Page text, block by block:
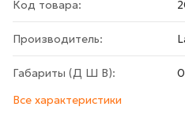
Код товара:
Производитель:
Габариты (Д Ш В):
Все характеристики